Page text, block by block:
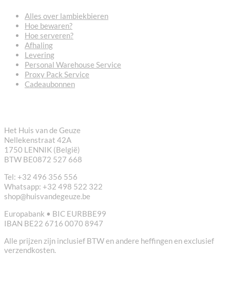
Alles over lambiekbieren
Hoe bewaren?
Hoe serveren?
Afhaling
Levering
Personal Warehouse Service
Proxy Pack Service
Cadeaubonnen
Het Huis van de Geuze
Nellekenstraat 42A
1750 LENNIK (België)
BTW BE0872 527 668
Tel: +32 496 356 556
Whatsapp: +32 498 522 322
shop@huisvandegeuze.be
Europabank • BIC EURBBE99
IBAN BE22 6716 0070 8947
Alle prijzen zijn inclusief BTW en andere heffingen en exclusief
verzendkosten.